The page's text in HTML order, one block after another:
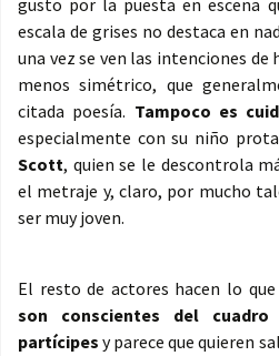
gusto por la puesta en escena
escala de grises no destaca en
una vez se ven las intenciones
menos simétrico, que
citada poesía. Tampoco es
especialmente con su niño
Scott, quien se le descontrola
el metraje y, claro, por mucho
ser muy joven.
El resto de actores hacen lo
son conscientes del
partícipes y parece que quieren